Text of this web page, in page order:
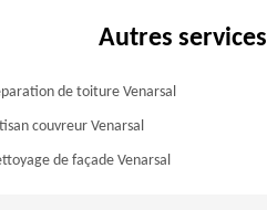
Autres services
de toiture Venarsal
couvreur Venarsal
de façade Venarsal